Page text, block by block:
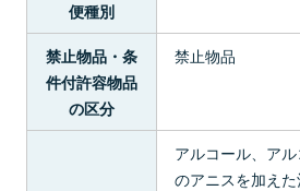
便種別
禁止物品・条
件付許容物品
の区分
禁止物品
アルコール、ア
のアニスを加えた